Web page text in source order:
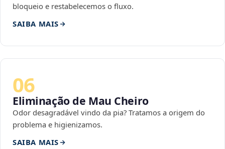
bloqueio e restabelecemos o fluxo.
SAIBA MAIS
06
Eliminação de Mau Cheiro
Odor desagradável vindo da pia? Tratamos a origem do
problema e higienizamos.
SAIBA MAIS